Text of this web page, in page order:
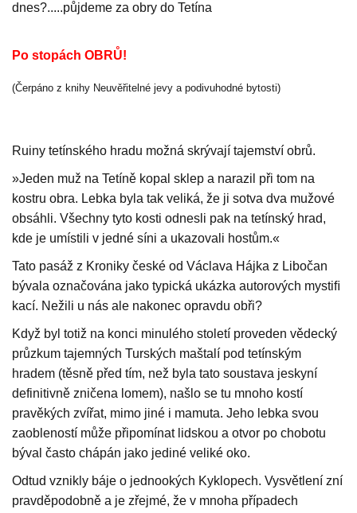
dnes?.....půjdeme za obry do Tetína
Po stopách OBRŮ!
(Čerpáno z knihy Neuvěřitelné jevy a podivuhodné bytosti)
Ruiny tetínského hradu možná skrývají tajemství obrů.
»Jeden muž na Tetíně kopal sklep a narazil při tom na
kostru obra. Lebka byla tak veliká, že ji sotva dva mužové
obsáhli. Všechny tyto kosti odnesli pak na tetínský hrad,
kde je umístili v jedné síni a ukazovali hostům.«
Tato pasáž z Kroniky české od Václava Hájka z Libočan
bývala označována jako typická ukázka autorových mystiﬁ
kací. Nežili u nás ale nakonec opravdu obři?
Když byl totiž na konci minulého století proveden vědecký
průzkum tajemných Turských maštalí pod tetínským
hradem (těsně před tím, než byla tato soustava jeskyní
definitivně zničena lomem), našlo se tu mnoho kostí
pravěkých zvířat, mimo jiné i mamuta. Jeho lebka svou
zaobleností může připomínat lidskou a otvor po chobotu
býval často chápán jako jediné veliké oko.
Odtud vznikly báje o jednookých Kyklopech. Vysvětlení zní
pravděpodobně a je zřejmé, že v mnoha případech